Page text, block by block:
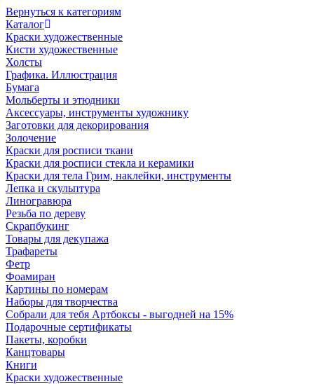
Вернуться к категориям
Каталог
Краски художественные
Кисти художественные
Холсты
Графика. Иллюстрация
Бумага
Мольберты и этюдники
Аксессуары, инструменты художнику
Заготовки для декорирования
Золочение
Краски для росписи ткани
Краски для росписи стекла и керамики
Краски для тела Грим, наклейки, инструменты
Лепка и скульптура
Линогравюра
Резьба по дереву
Скрапбукинг
Товары для декупажа
Трафареты
Фетр
Фоамиран
Картины по номерам
Наборы для творчества
Собрали для тебя Артбоксы - выгодней на 15%
Подарочные сертификаты
Пакеты, коробки
Канцтовары
Книги
Краски художественные